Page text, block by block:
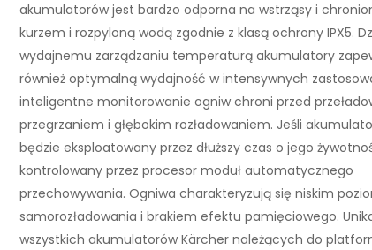
akumulatorów jest bardzo odporna na wstrząsy i
kurzem i rozpyloną wodą zgodnie z klasą ochrony IPX5.
wydajnemu zarządzaniu temperaturą akumulatory
również optymalną wydajność w intensywnych
inteligentne monitorowanie ogniw chroni przed
przegrzaniem i głębokim rozładowaniem. Jeśli
będzie eksploatowany przez dłuższy czas o jego
kontrolowany przez procesor moduł automatycznego
przechowywania. Ogniwa charakteryzują się niskim
samorozładowania i brakiem efektu pamięciowego.
wszystkich akumulatorów Kärcher należących do